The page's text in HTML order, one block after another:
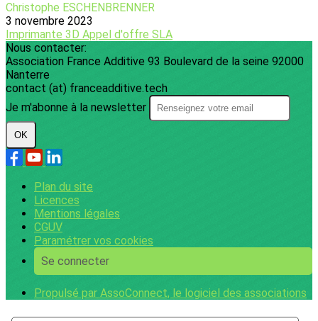
Christophe ESCHENBRENNER
3 novembre 2023
Imprimante 3D Appel d'offre SLA
Nous contacter:
Association France Additive 93 Boulevard de la seine 92000
Nanterre
contact (at) franceadditive.tech
Je m'abonne à la newsletter
OK
Plan du site
Licences
Mentions légales
CGUV
Paramétrer vos cookies
Se connecter
Propulsé par AssoConnect, le logiciel des associations